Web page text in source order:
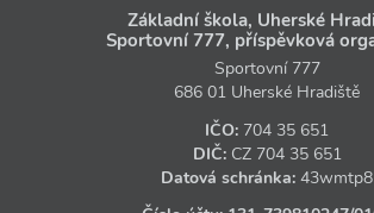
Základní škola, Uherské
Sportovní 777, příspěvková
Sportovní 777
686 01 Uherské Hradiště
IČO: 704 35 651
DIČ: CZ 704 35 651
Datová schránka: 43wmtp8